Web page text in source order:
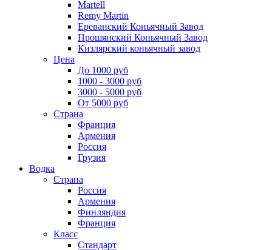
Martell
Remy Martin
Ереванский Коньячный Завод
Прошянский Коньячный Завод
Кизлярский коньячный завод
Цена
До 1000 руб
1000 - 3000 руб
3000 - 5000 руб
От 5000 руб
Страна
Франция
Армения
Россия
Грузия
Водка
Страна
Россия
Армения
Финляндия
Франция
Класс
Стандарт